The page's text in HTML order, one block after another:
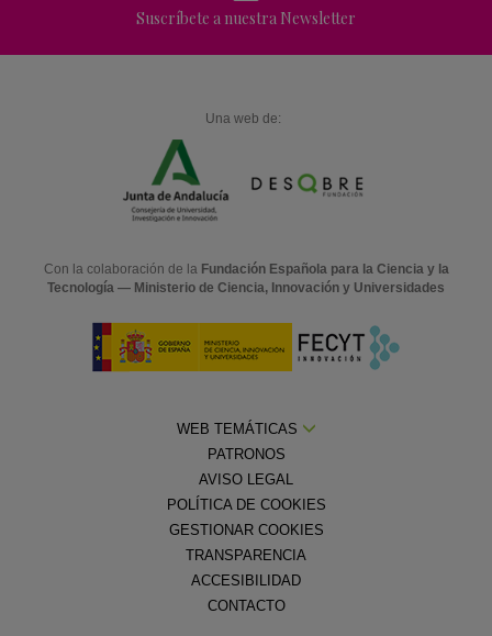
Suscríbete a nuestra Newsletter
Una web de:
Con la colaboración de la Fundación Española para la Ciencia y la
Tecnología — Ministerio de Ciencia, Innovación y Universidades
WEB TEMÁTICAS
PATRONOS
AVISO LEGAL
POLÍTICA DE COOKIES
GESTIONAR COOKIES
TRANSPARENCIA
ACCESIBILIDAD
CONTACTO